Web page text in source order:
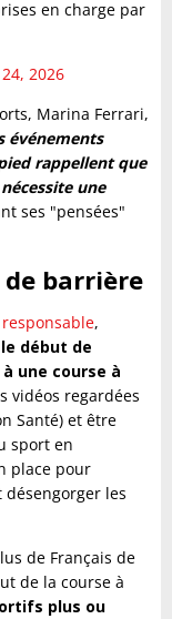
en charge par
2026
Marina Ferrari,
événements
rappellent que
une
ses "pensées"
barrière
,
début de
une course à
vidéos regardées
Santé) et être
sport en
place pour
les
de Français de
de la course à
plus ou